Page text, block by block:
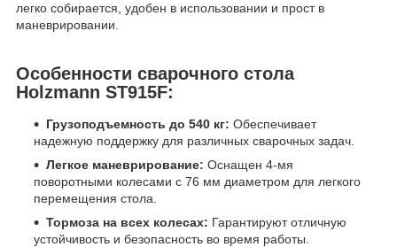
легко собирается, удобен в использовании и прост в
маневрировании.
Особенности сварочного стола
Holzmann ST915F:
Грузоподъемность до 540 кг: Обеспечивает
надежную поддержку для различных сварочных задач.
Легкое маневрирование: Оснащен 4-мя
поворотными колесами с 76 мм диаметром для легкого
перемещения стола.
Тормоза на всех колесах: Гарантируют отличную
устойчивость и безопасность во время работы.